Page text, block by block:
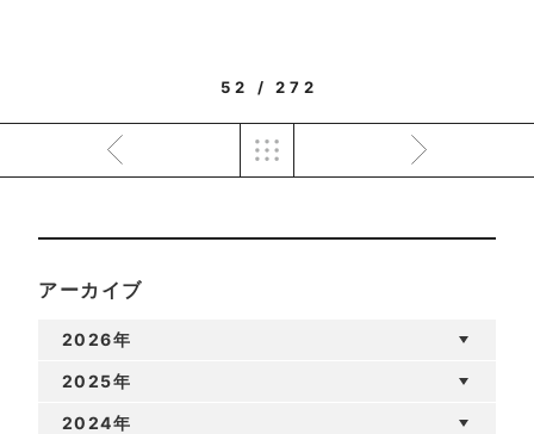
52 / 272
アーカイブ
2026年
2025年
2024年